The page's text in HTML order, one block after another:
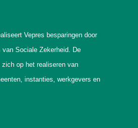
Vepres besparingen door
Sociale Zekerheid. De
op het realiseren van
instanties, werkgevers en